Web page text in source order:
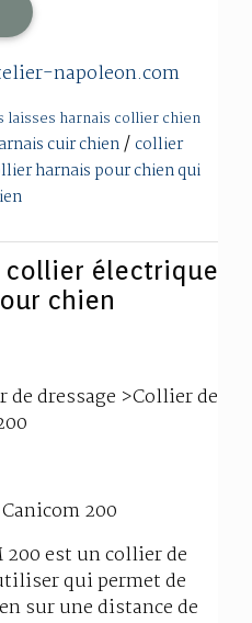
napoleon.com
laisses harnais collier chien
cuir chien/ collier
harnais pour chien qui
collier électrique
chien
de dressage >Collier de
200
200 est un collier de
qui permet de
sur une distance de